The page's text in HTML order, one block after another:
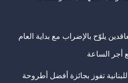
يلوّح بالإضراب مع بداية العام
أجر الساعة
تفوز بجائزة أفضل أطروحة